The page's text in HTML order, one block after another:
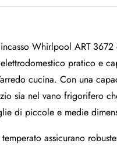
Whirlpool ART
pratico e
cucina. Con una
sia nel vano frigorifero
di piccole e medie
assicurano